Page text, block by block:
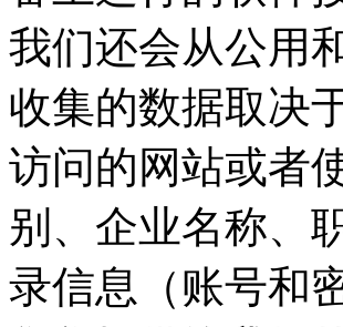
我们还会从公用
收集的数据取决
访问的网站或者使
别、企业名称、
录信息（账号和密